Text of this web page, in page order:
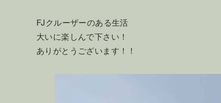
FJクルーザーのある生活
大いに楽しんで下さい！
ありがとうございます！！